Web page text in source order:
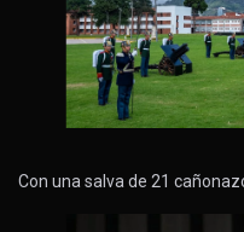
Con una salva de 21